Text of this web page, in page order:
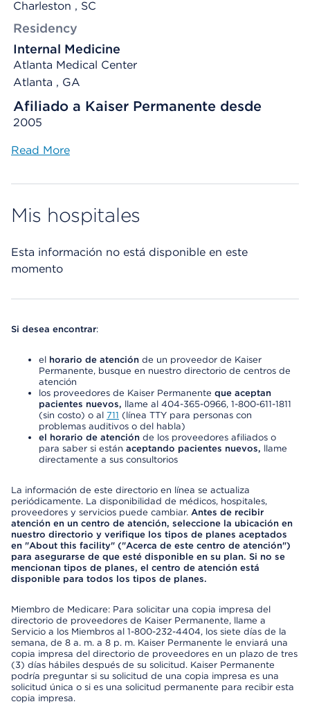
Charleston , SC
Residency
Internal Medicine
Atlanta Medical Center
Atlanta , GA
Afiliado a Kaiser Permanente desde
2005
Read More
Mis hospitales
Esta información no está disponible en este
momento
Si desea encontrar:
el horario de atención de un proveedor de Kaiser
Permanente, busque en nuestro directorio de centros de
atención
los proveedores de Kaiser Permanente que aceptan
pacientes nuevos, llame al 404-365-0966, 1-800-611-1811
(sin costo) o al 711 (línea TTY para personas con
problemas auditivos o del habla)
el horario de atención de los proveedores afiliados o
para saber si están aceptando pacientes nuevos, llame
directamente a sus consultorios
La información de este directorio en línea se actualiza
periódicamente. La disponibilidad de médicos, hospitales,
proveedores y servicios puede cambiar. Antes de recibir
atención en un centro de atención, seleccione la ubicación en
nuestro directorio y verifique los tipos de planes aceptados
en "About this facility" ("Acerca de este centro de atención")
para asegurarse de que esté disponible en su plan. Si no se
mencionan tipos de planes, el centro de atención está
disponible para todos los tipos de planes.
Miembro de Medicare: Para solicitar una copia impresa del
directorio de proveedores de Kaiser Permanente, llame a
Servicio a los Miembros al 1-800-232-4404, los siete días de la
semana, de 8 a. m. a 8 p. m. Kaiser Permanente le enviará una
copia impresa del directorio de proveedores en un plazo de tres
(3) días hábiles después de su solicitud. Kaiser Permanente
podría preguntar si su solicitud de una copia impresa es una
solicitud única o si es una solicitud permanente para recibir esta
copia impresa.